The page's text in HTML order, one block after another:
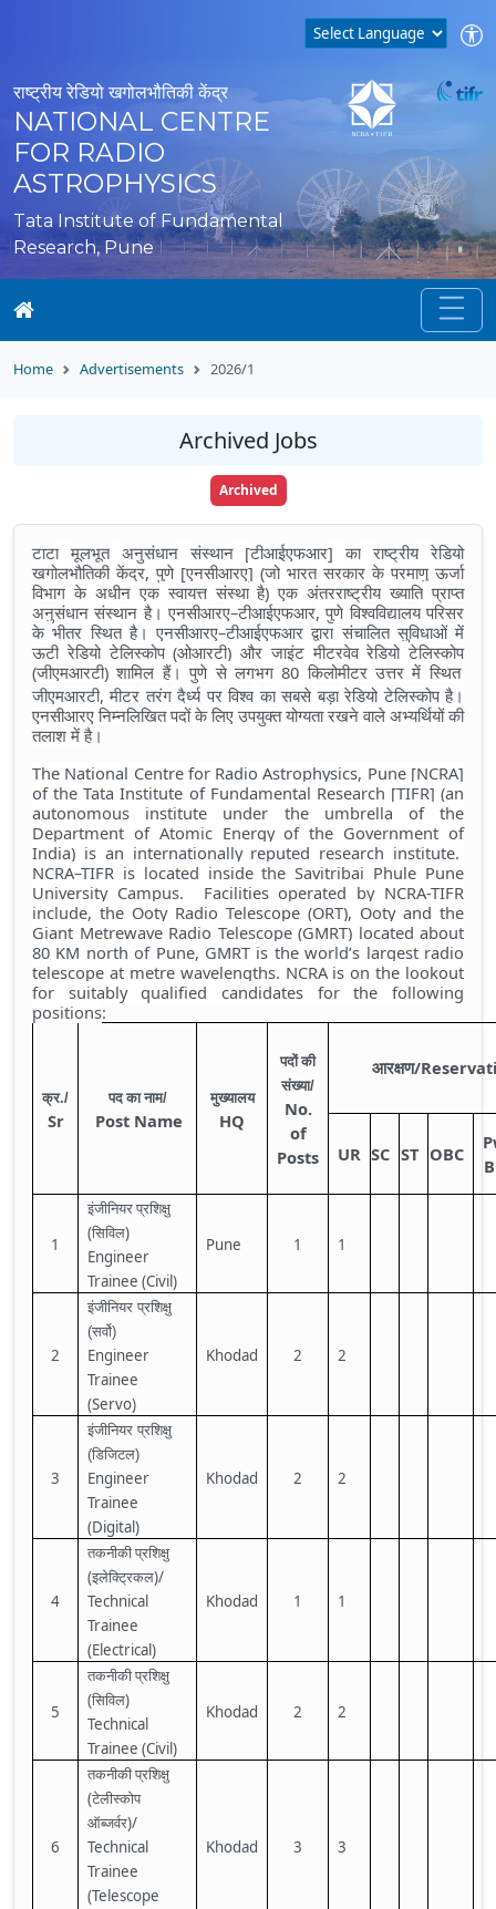
राष्ट्रीय रेडियो खगोलभौतिकी केंद्र
NATIONAL CENTRE
FOR RADIO
ASTROPHYSICS
Tata Institute of Fundamental
Research, Pune
Home Advertisements 2026/1
Archived Jobs
Archived
टाटा मूलभूत अनुसंधान संस्थान[टीआईएफआर]का राष्ट्रीय
रेडियो
खगोलभौतिकी केंद्र,पुणे [एनसीआरए] (जो भारत सरकार के परमाणु ऊर्जा
विभाग के अधीन एक स्वायत्त संस्था है)एक अंतरराष्ट्रीय ख्याति प्राप्त
अनुसंधान संस्थान है। एनसीआरए–टीआईएफआर,पुणे विश्वविद्यालय परिसर
के भीतर स्थित है। एनसीआरए–टीआईएफआर द्वारा संचालित सुविधाओं में
ऊटी रेडियो टेलिस्कोप(ओआरटी) और जाइंट मीटरवेव रेडियो टेलिस्कोप
(जीएमआरटी)शामिल हैं। पुणे से लगभग80किलोमीटर उत्तर में स्थित
जीएमआरटी,मीटर तरंग दैर्ध्य पर विश्व का सबसे बड़ा रेडियो टेलिस्कोप है।
एनसीआरए निम्नलिखित पदों के लिए उपयुक्त योग्यता रखने वाले अभ्यर्थियों की
तलाश में है।
The National Centre for Radio Astrophysics, Pune [NCRA]
of the Tata Institute of Fundamental Research [TIFR] (an
autonomous institute under the umbrella of the
Department of Atomic Energy of the Government of
India) is an internationally reputed research institute.
NCRA–TIFR is located inside the Savitribai Phule Pune
University Campus. Facilities operated by NCRA-TIFR
include, the Ooty Radio Telescope (ORT), Ooty and the
Giant Metrewave Radio Telescope (GMRT) located about
80 KM north of Pune, GMRT is the world’s largest radio
telescope at metre wavelengths. NCRA is on the lookout
for suitably qualified candidates for the following
positions:
क्र./
Sr
पद का नाम/
Post Name
मुख्यालय
HQ
पदों की
संख्या/
No.
of
Posts
आरक्षण/
UR SC ST OBC
1
इंजीनियर प्रशिक्षु
(सिविल)
Engineer
Trainee (Civil)
Pune 1 1
2
इंजीनियर प्रशिक्षु
(सर्वो)
Engineer
Trainee
(Servo)
Khodad 2 2
3
इंजीनियर प्रशिक्षु
(डिजिटल)
Engineer
Trainee
(Digital)
Khodad 2 2
4
तकनीकी प्रशिक्षु
(इलेक्ट्रिकल)/
Technical
Trainee
(Electrical)
Khodad 1 1
5
तकनीकी प्रशिक्षु
(सिविल)
Technical
Trainee (Civil)
Khodad 2 2
6
तकनीकी प्रशिक्षु
(टेलीस्कोप
ऑब्जर्वर)/
Technical
Trainee
(Telescope
Khodad 3 3